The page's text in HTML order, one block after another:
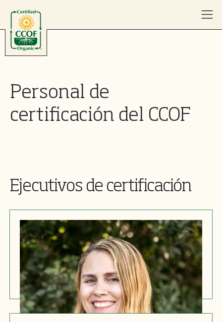
Personal de
certificación del CCOF
Ejecutivos de certificación
Abril Vásquez
Jefe de Certificación y Operaciones